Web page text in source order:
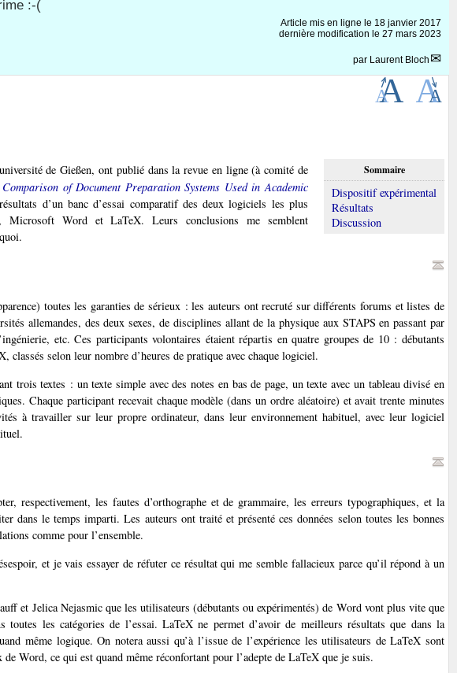
:-(
Article mis en ligne le 18 janvier 2017
dernière modification le 27 mars 2023
par Laurent Bloch
Sommaire
Dispositif expérimental
Résultats
Discussion
de Gießen, ont publié dans la revue en ligne (à comité de
of Document Preparation Systems Used in Academic
d’un banc d’essai comparatif des deux logiciels les plus
Microsoft Word et LaTeX. Leurs conclusions me semblent
toutes les garanties de sérieux : les auteurs ont recruté sur différents forums et listes de
allemandes, des deux sexes, de disciplines allant de la physique aux STAPS en passant par
etc. Ces participants volontaires étaient répartis en quatre groupes de 10 : débutants
selon leur nombre d’heures de pratique avec chaque logiciel.
trois textes : un texte simple avec des notes en bas de page, un texte avec un tableau divisé en
Chaque participant recevait chaque modèle (dans un ordre aléatoire) et avait trente minutes
à travailler sur leur propre ordinateur, dans leur environnement habituel, avec leur logiciel
respectivement, les fautes d’orthographe et de grammaire, les erreurs typographiques, et la
dans le temps imparti. Les auteurs ont traité et présenté ces données selon toutes les bonnes
comme pour l’ensemble.
et je vais essayer de réfuter ce résultat qui me semble fallacieux parce qu’il répond à un
et Jelica Nejasmic que les utilisateurs (débutants ou expérimentés) de Word vont plus vite que
toutes les catégories de l’essai. LaTeX ne permet d’avoir de meilleurs résultats que dans la
même logique. On notera aussi qu’à l’issue de l’expérience les utilisateurs de LaTeX sont
Word, ce qui est quand même réconfortant pour l’adepte de LaTeX que je suis.